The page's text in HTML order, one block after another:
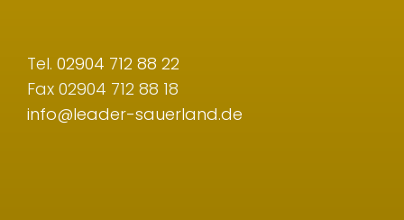
Tel. 02904 712 88 22
Fax 02904 712 88 18
info@leader-sauerland.de